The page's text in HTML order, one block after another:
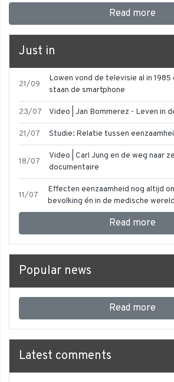
Read more
Just in
21/09
Lowen vond de televisie al in
staan de smartphone
23/07 Video | Jan Bommerez - Leven in
21/07 Studie: Relatie tussen
18/07
Video | Carl Jung en de weg naar
documentaire
11/07
Effecten eenzaamheid nog altijd
bevolking én in de medische wereld
Read more
Popular news
Read more
Latest comments